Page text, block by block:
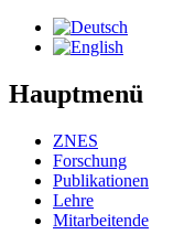
Hauptmenü
ZNES
Forschung
Publikationen
Lehre
Mitarbeitende